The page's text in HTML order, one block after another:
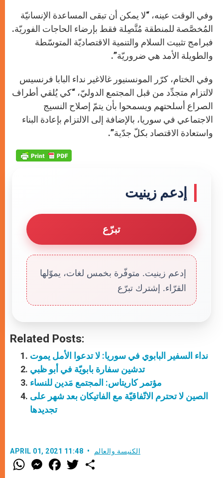
وفي الوقت عينه، “لا يمكن أن تبقى المساعدة الإنسانيّة
المُخصَّصة للمنطقة مُتَّصِلة فقط بإرضاء الحاجات الفوريّة.
فبرامج تثبيت السلام والتنمية الاقتصاديّة المتوسّطة
والطويلة الأمد هي ضروريّة”.
وفي الختام، كرّر المونسنيور غالاغير نداء البابا فرنسيس
لالتزام متجدِّد من قبل المجتمع الدوليّ، “كي يُلقي أطراف
الصراع أسلحتهم ويسمحوا بأن يتمّ إصلاح النسيج
الاجتماعي في سوريا، بالإضافة إلى الالتزام بإعادة البناء
واستعادة الاقتصاد بكلّ جدّية”.
إدعم زينيت
تبرّع
إدعم زينيت. متوفّرة بخمس لغات، يموّلها
القرّاء. إشترك تبرّع
Related Posts:
نداء السفير البابوي في سوريا: لا تدعوا الأمل يموت
تدشين سفارة بابويّة في أبو ظبي
مؤتمر كاريتاس: المجتمع مَدين للنساء
الصين لا تحترم الاتّفاقيّة مع الفاتيكان بعد شهر على
تجديدها
APRIL 01, 2021 11:48 الكنيسة والعالم
W
h
M
e
F
a w